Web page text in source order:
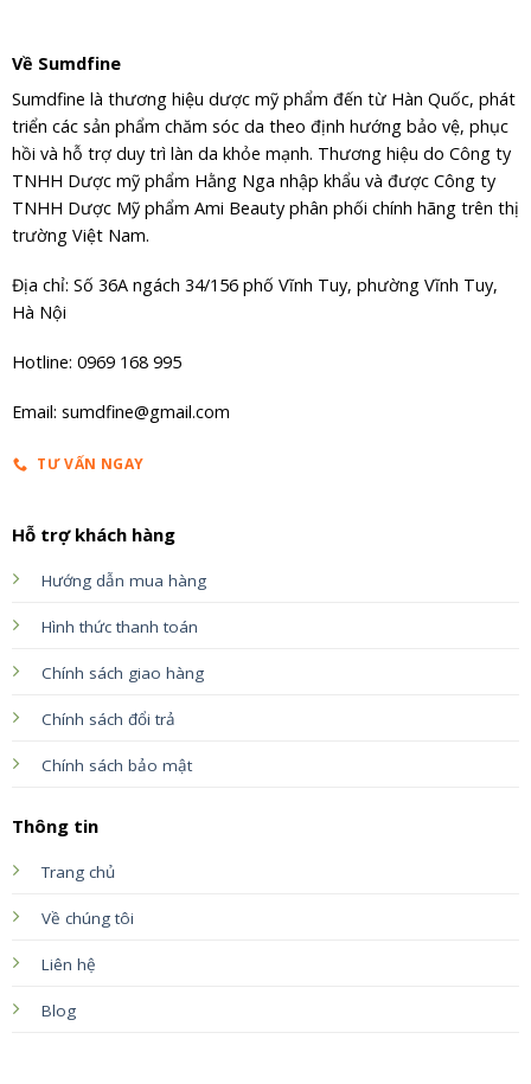
Về Sumdfine
Sumdfine là thương hiệu dược mỹ phẩm đến từ Hàn Quốc, phát
triển các sản phẩm chăm sóc da theo định hướng bảo vệ, phục
hồi và hỗ trợ duy trì làn da khỏe mạnh. Thương hiệu do Công ty
TNHH Dược mỹ phẩm Hằng Nga nhập khẩu và được Công ty
TNHH Dược Mỹ phẩm Ami Beauty phân phối chính hãng trên thị
trường Việt Nam.
Địa chỉ: Số 36A ngách 34/156 phố Vĩnh Tuy, phường Vĩnh Tuy,
Hà Nội
Hotline: 0969 168 995
Email: sumdfine@gmail.com
TƯ VẤN NGAY
Hỗ trợ khách hàng
Hướng dẫn mua hàng
Hình thức thanh toán
Chính sách giao hàng
Chính sách đổi trả
Chính sách bảo mật
Thông tin
Trang chủ
Về chúng tôi
Liên hệ
Blog